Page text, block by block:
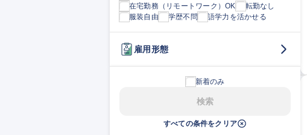
在宅勤務（リモートワーク）OK
転勤なし
服装自由
学歴不問 語学力を活かせる
雇用形態
新着のみ
検索
すべての条件をクリア